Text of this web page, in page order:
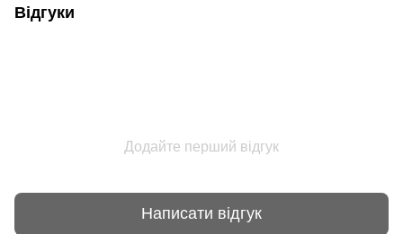
Відгуки
Додайте перший відгук
Написати відгук